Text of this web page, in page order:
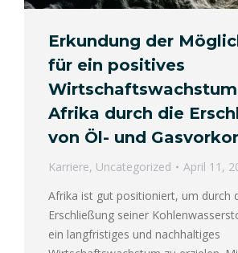
Erkundung der
für ein positives
Afrika durch die
von Öl- und
Karriere, Uncategorized
April 11,
Afrika ist gut positioniert, um durch
Erschließung seiner
ein langfristiges und nachhaltiges